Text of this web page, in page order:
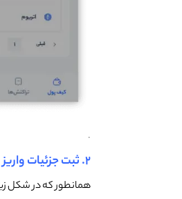
.
۲. ثبت جزئیات واریز
همانطور که در شکل